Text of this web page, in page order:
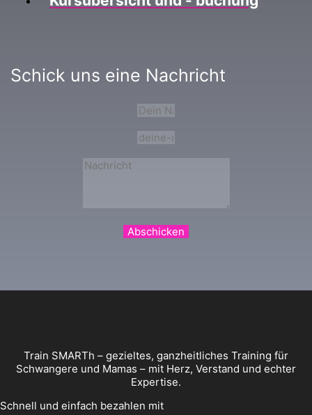
Schick uns eine Nachricht
Abschicken
Train SMARTh – gezieltes, ganzheitliches Training für
Schwangere und Mamas – mit Herz, Verstand und echter
Expertise.
Schnell und einfach bezahlen mit